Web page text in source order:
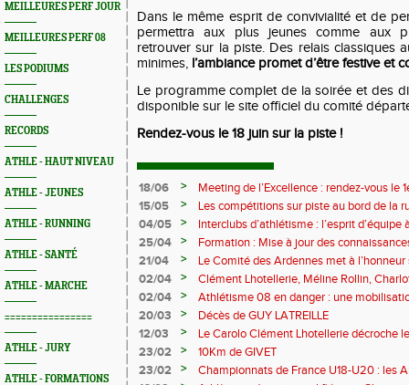
MEILLEURES PERF JOUR
MEILLEURES PERF 08
LES PODIUMS
CHALLENGES
RECORDS
ATHLE - HAUT NIVEAU
ATHLE - JEUNES
ATHLE - RUNNING
ATHLE - SANTÉ
ATHLE - MARCHE
================
ATHLE - JURY
ATHLE - FORMATIONS
Dans le même esprit de convivialité et de
permettra aux plus jeunes comme aux
retrouver sur la piste. Des relais classiques
minimes, l’ambiance promet d’être festive et
Le programme complet de la soirée et des
disponible sur le site officiel du comité
Rendez-vous le 18 juin sur la piste !
18/06 >
Meeting de l’Excellence : rendez-vous le
15/05
>
Les compétitions sur piste au bord de la
04/05
>
Interclubs d’athlétisme : l’esprit d’équipe
rempart contre la sédentarité des jeunes
25/04 >
Formation : Mise à jour des
M372)
21/04 >
Le Comité des Ardennes met à
02/04
>
Clément Lhotellerie, Méline Rollin,
prolifique pour les coureurs ardennais
02/04 >
Athlétisme 08 en danger : une
20/03
>
Décès de GUY LATREILLE
12/03
>
Le Carolo Clément Lhotellerie décroche
master de cross-country
23/02 >
10Km de GIVET
23/02
>
Championnats de France U18-U20 : les